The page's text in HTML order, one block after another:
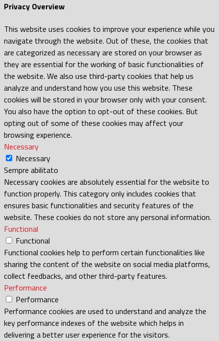
Privacy Overview
This website uses cookies to improve your experience while you
navigate through the website. Out of these, the cookies that
are categorized as necessary are stored on your browser as
they are essential for the working of basic functionalities of
the website. We also use third-party cookies that help us
analyze and understand how you use this website. These
cookies will be stored in your browser only with your consent.
You also have the option to opt-out of these cookies. But
opting out of some of these cookies may affect your
browsing experience.
Necessary
Necessary
Sempre abilitato
Necessary cookies are absolutely essential for the website to
function properly. This category only includes cookies that
ensures basic functionalities and security features of the
website. These cookies do not store any personal information.
Functional
Functional
Functional cookies help to perform certain functionalities like
sharing the content of the website on social media platforms,
collect feedbacks, and other third-party features.
Performance
Performance
Performance cookies are used to understand and analyze the
key performance indexes of the website which helps in
delivering a better user experience for the visitors.